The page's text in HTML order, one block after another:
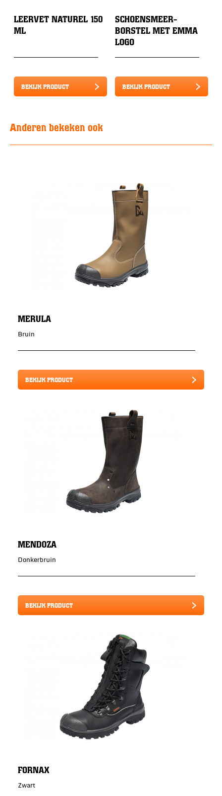
LEERVET NATUREL 150
ML
BEKIJK PRODUCT
SCHOENSMEER-
BORSTEL MET EMMA
LOGO
BEKIJK PRODUCT
Anderen bekeken ook
MERULA
Bruin
BEKIJK PRODUCT
MENDOZA
Donkerbruin
BEKIJK PRODUCT
FORNAX
Zwart